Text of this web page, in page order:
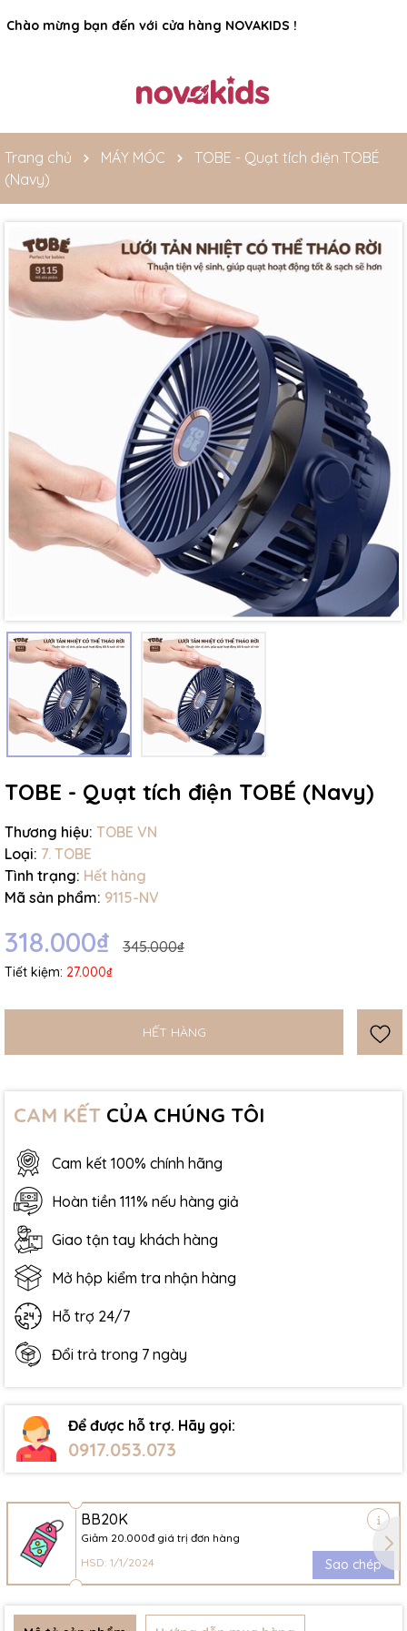
Rất nhiều ưu đãi và chương trình khuyến mãi đang chờ đợi
bạn
Trang chủ MÁY MÓC
TOBE - Quạt tích điện TOBÉ
(Navy)
TOBE - Quạt tích điện TOBÉ (Navy)
Thương hiệu: TOBE VN
Loại: 7. TOBE
Tình trạng: Hết hàng
Mã sản phẩm: 9115-NV
318.000₫ 345.000₫
Tiết kiệm: 27.000₫
HẾT HÀNG
CAM KẾT CỦA CHÚNG TÔI
Cam kết 100% chính hãng
Hoàn tiền 111% nếu hàng giả
Giao tận tay khách hàng
Mở hộp kiểm tra nhận hàng
Hỗ trợ 24/7
Đổi trả trong 7 ngày
Để được hỗ trợ. Hãy gọi:
0917.053.073
BB20K
Giảm 20.000đ giá trị đơn hàng
HSD: 1/1/2024
Sao chép
Mã giảm giá:
Ngày hết hạn:
Điều kiện: